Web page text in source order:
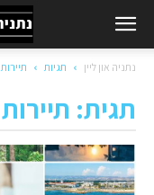
נתניה און ליין תגיות
תגית: